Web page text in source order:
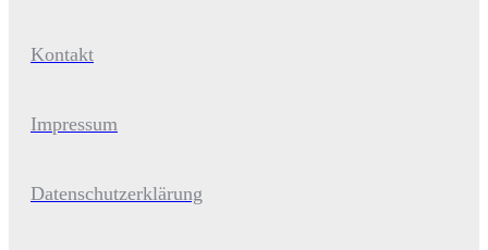
Kontakt
Impressum
Datenschutzerklärung